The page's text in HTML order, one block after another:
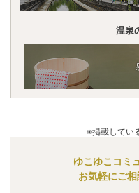
温泉
※掲載してい
ゆこゆこコミ
お気軽にご相